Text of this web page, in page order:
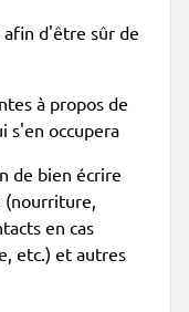
afin d'être sûr de
à propos de
s'en occupera
de bien écrire
(nourriture,
en cas
etc.) et autres